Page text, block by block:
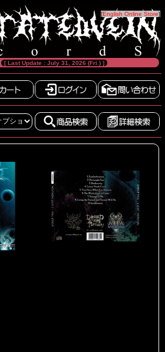
[English Online Store]
[ Last Update : July 31, 2026 (Fri.) ]